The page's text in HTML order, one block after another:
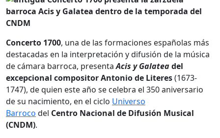
Concerto 1700, una de las formaciones españolas más
destacadas en la interpretación y difusión de la música
de cámara barroca, presentaAcis y Galateadel
excepcional compositor Antonio de Literes(1673-
1747), de quien este año se celebra el 350 aniversario
de su nacimiento, en el ciclo Universo
Barroco del Centro Nacional de Difusión Musical
(CNDM).